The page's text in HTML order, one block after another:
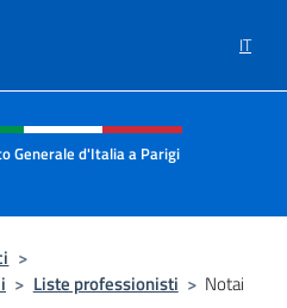
IT
social e menù
Generale d'Italia a Parigi
>
> Liste professionisti > Notai